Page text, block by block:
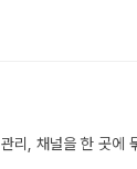
, 채널을 한 곳에